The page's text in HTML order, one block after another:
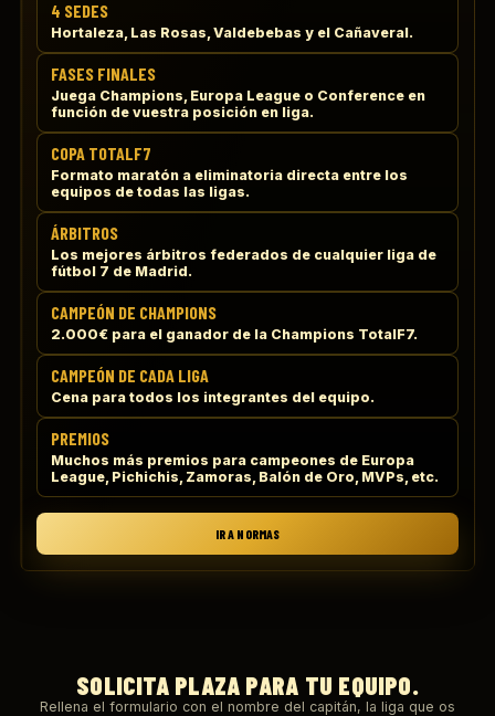
4 SEDES
Hortaleza, Las Rosas, Valdebebas y el Cañaveral.
FASES FINALES
Juega Champions, Europa League o Conference en
función de vuestra posición en liga.
COPA TOTALF7
Formato maratón a eliminatoria directa entre los
equipos de todas las ligas.
ÁRBITROS
Los mejores árbitros federados de cualquier liga de
fútbol 7 de Madrid.
CAMPEÓN DE CHAMPIONS
2.000€ para el ganador de la Champions TotalF7.
CAMPEÓN DE CADA LIGA
Cena para todos los integrantes del equipo.
PREMIOS
Muchos más premios para campeones de Europa
League, Pichichis, Zamoras, Balón de Oro, MVPs, etc.
IR A NORMAS
SOLICITA PLAZA PARA TU EQUIPO.
Rellena el formulario con el nombre del capitán, la liga que os